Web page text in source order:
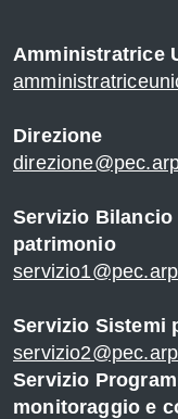
Amministratrice
Direzione
Servizio Bilancio
patrimonio
Servizio Sistemi
Servizio
monitoraggio e